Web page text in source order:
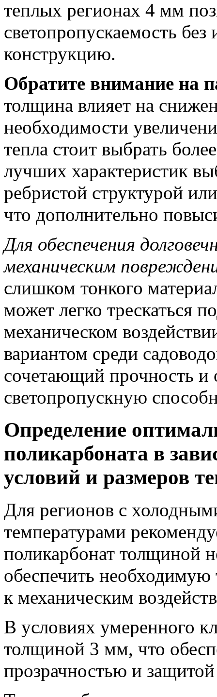
теплых регионах 4 мм
светопропускаемость
конструкцию.
Обратите внимание на
толщина влияет на
необходимости
тепла стоит выбрать
лучших характеристик
ребристой структурой
что дополнительно
Для обеспечения
механическим
слишком тонкого
может легко трескаться
механическом
вариантом среди
сочетающий прочность
светопропускную
Определение
поликарбоната в
условий и размеров
Для регионов с
температурами
поликарбонат толщиной
обеспечить
к механическим
В условиях умеренного
толщиной 3 мм, что
прозрачностью и